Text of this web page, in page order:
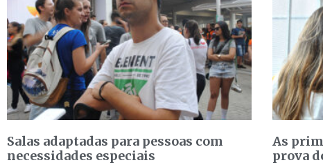
Salas adaptadas para pessoas com
necessidades especiais
As
prova